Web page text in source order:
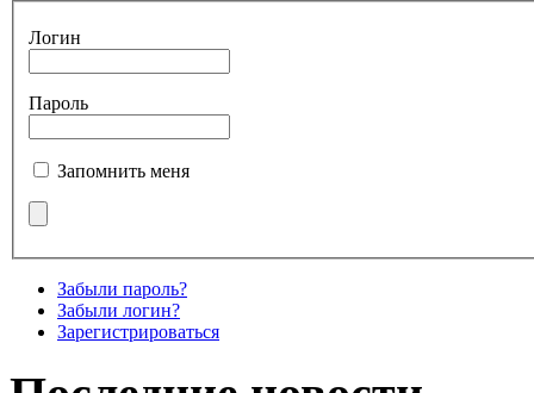
Логин
Пароль
Запомнить меня
Забыли пароль?
Забыли логин?
Зарегистрироваться